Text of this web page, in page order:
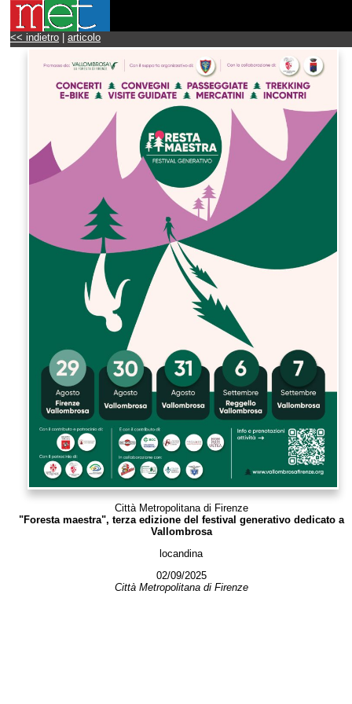
<< indietro articolo
Città Metropolitana di Firenze
"Foresta maestra", terza edizione del festival generativo dedicato a
Vallombrosa
locandina
02/09/2025
Città Metropolitana di Firenze